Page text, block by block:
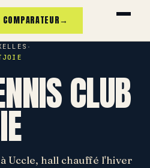
COMPARATEUR→
·
CLUB
Uccle, hall chauffé l'hiver